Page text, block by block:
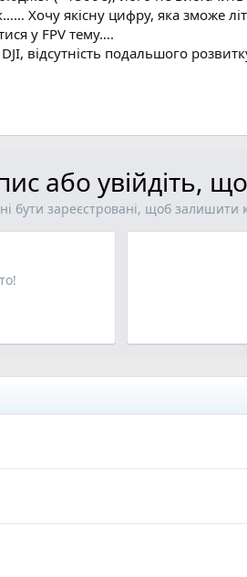
Хочу якісну цифру, яка зможе
у FPV тему….
відсутність подальшого
або увійдіть,
бути зареєстровані, щоб залишити